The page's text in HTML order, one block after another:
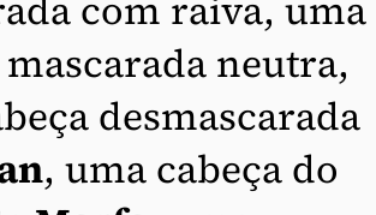
neutra,
desmascarada
, uma cabeça do